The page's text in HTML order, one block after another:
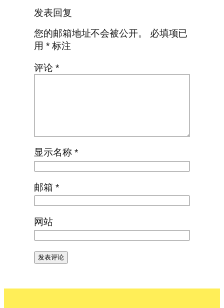
发表回复
您的邮箱地址不会被公开。
必填项已
用 *标注
评论 *
显示名称 *
邮箱 *
网站